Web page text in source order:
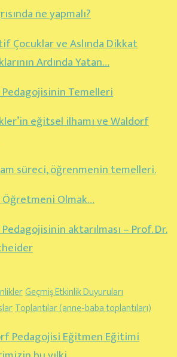
ne yapmalı?
Çocuklar ve Aslında Dikkat
Ardında Yatan…
Temelleri
eğitsel ilhamı ve Waldorf
süreci, öğrenmenin temelleri.
Olmak…
aktarılması – Prof. Dr.
Geçmiş Etkinlik Duyuruları
Toplantılar (anne-baba toplantıları)
Pedagojisi Eğitmen Eğitimi